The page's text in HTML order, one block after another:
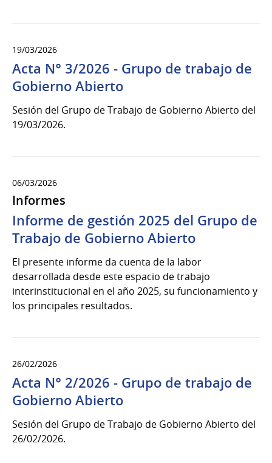
19/03/2026
Acta N° 3/2026 - Grupo de trabajo de
Gobierno Abierto
Sesión del Grupo de Trabajo de Gobierno Abierto del
19/03/2026.
06/03/2026
Informes
Informe de gestión 2025 del Grupo de
Trabajo de Gobierno Abierto
El presente informe da cuenta de la labor
desarrollada desde este espacio de trabajo
interinstitucional en el año 2025, su funcionamiento y
los principales resultados.
26/02/2026
Acta N° 2/2026 - Grupo de trabajo de
Gobierno Abierto
Sesión del Grupo de Trabajo de Gobierno Abierto del
26/02/2026.